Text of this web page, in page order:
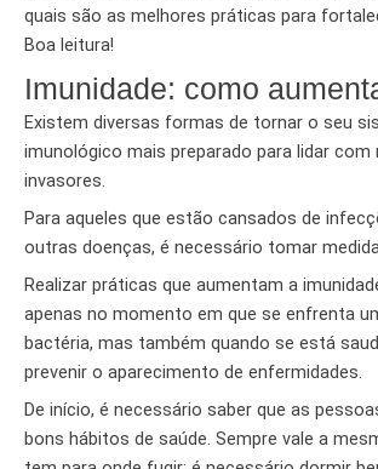
quais são as melhores práticas para
Boa leitura!
Imunidade: como
Existem diversas formas de tornar o seu
imunológico mais preparado para lidar
invasores.
Para aqueles que estão cansados de
outras doenças, é necessário tomar
Realizar práticas que aumentam a
apenas no momento em que se enfrenta
bactéria, mas também quando se está
prevenir o aparecimento de enfermidades.
De início, é necessário saber que as
bons hábitos de saúde. Sempre vale a